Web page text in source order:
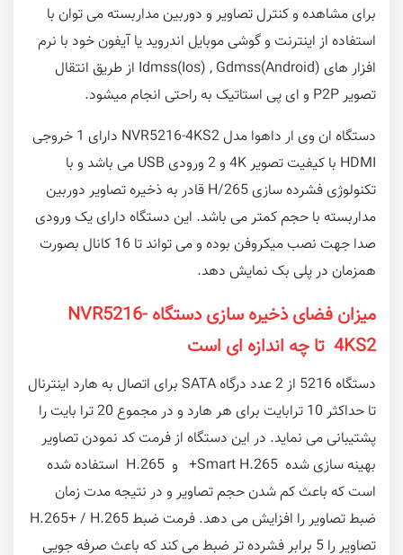
برای مشاهده و کنترل تصاویر و دوربین مداربسته می توان با
استفاده از اینترنت و گوشی موبایل اندروید یا آیفون خود با نرم
افزار های Idmss(Ios) , Gdmss(Android) از طریق انتقال
تصویر P2P و ای پی استاتیک به راحتی انجام میشود.
دستگاه ان وی ار داهوا مدل NVR5216-4KS2 دارای 1 خروجی
HDMI با کیفیت تصویر 4K و 2 ورودی USB می باشد و با
تکنولوژی فشرده سازی H/265 قادر به ذخیره تصاویر دوربین
مداربسته با حجم کمتر می باشد. این دستگاه دارای یک ورودی
صدا جهت نصب میکروفن بوده و می تواند تا 16 کانال بصورت
همزمان در پلی بک نمایش دهد.
میزان فضای ذخیره سازی دستگاه NVR5216-
4KS2 تا چه اندازه ای است
دستگاه 5216 از 2 عدد درگاه SATA برای اتصال به هارد اینترنال
تا حداکثر 10 ترابایت برای هر هارد و در مجموع 20 ترا بایت را
پشتیبانی می نماید. در این دستگاه از فرمت کد نمودن تصاویر
بهینه سازی شده Smart H.265+ و H.265 استفاده شده
است که باعث کم شدن حجم تصاویر و در نتیجه مدت زمان
ضبط تصاویر را افزایش می دهد. فرمت ضبط H.265+ / H.265
تصاویر را 5 برابر فشرده تر ضبط می کند که باعث صرفه جویی